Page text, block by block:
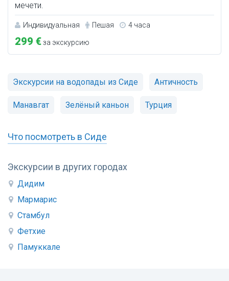
Экскурсии в других городах
Дидим
Мармарис
Стамбул
Фетхие
Памуккале
мечети.
Индивидуальная Пешая 4 часа
299 €за экскурсию
Экскурсии на водопады из Сиде Античность
Манавгат Зелёный каньон Турция
Что посмотреть в Сиде